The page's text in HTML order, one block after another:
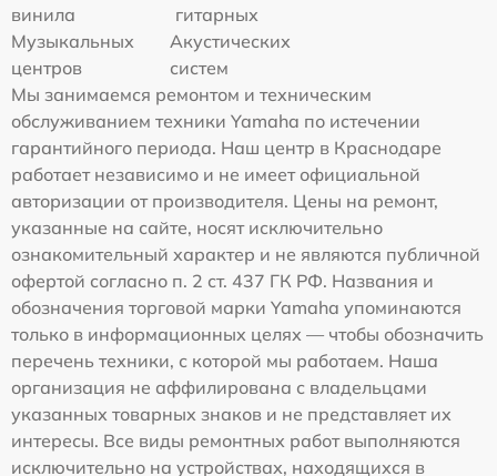
винила
гитарных
Музыкальных
центров
Акустических
систем
Мы занимаемся ремонтом и техническим
обслуживанием техники Yamaha по истечении
гарантийного периода. Наш центр в Краснодаре
работает независимо и не имеет официальной
авторизации от производителя. Цены на ремонт,
указанные на сайте, носят исключительно
ознакомительный характер и не являются публичной
офертой согласно п. 2 ст. 437 ГК РФ. Названия и
обозначения торговой марки Yamaha упоминаются
только в информационных целях — чтобы обозначить
перечень техники, с которой мы работаем. Наша
организация не аффилирована с владельцами
указанных товарных знаков и не представляет их
интересы. Все виды ремонтных работ выполняются
исключительно на устройствах, находящихся в